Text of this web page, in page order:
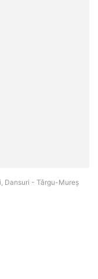
Dansuri - Târgu-Mureş